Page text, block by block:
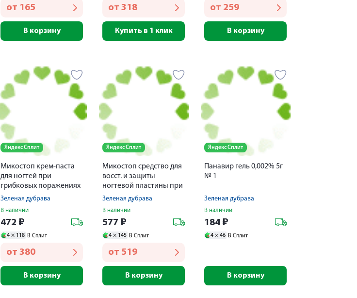
от 165
В корзину
от 318
Купить в 1 клик
от 259
В корзину
Яндекс Сплит
Микостоп крем-паста
для ногтей при
грибковых поражениях
20мл
Зеленая дубрава
В наличии
472 ₽
4 × 118 В Сплит
от 380
В корзину
Яндекс Сплит
Микостоп средство для
восст. и защиты
ногтевой пластины при
грибковом поражении
Зеленая дубрава
В наличии
577 ₽
4 × 145 В Сплит
от 519
В корзину
Яндекс Сплит
Панавир гель 0,002% 5г
№ 1
Зеленая дубрава
В наличии
184 ₽
4 × 46 В Сплит
В корзину